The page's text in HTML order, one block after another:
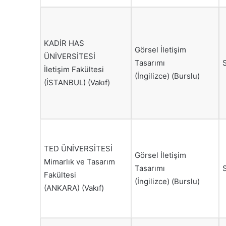
KADİR HAS
ÜNİVERSİTESİ
İletişim Fakültesi
(İSTANBUL) (Vakıf)
Görsel İletişim
Tasarımı
(İngilizce) (Burslu)
TED ÜNİVERSİTESİ
Mimarlık ve Tasarım
Fakültesi
(ANKARA) (Vakıf)
Görsel İletişim
Tasarımı
(İngilizce) (Burslu)